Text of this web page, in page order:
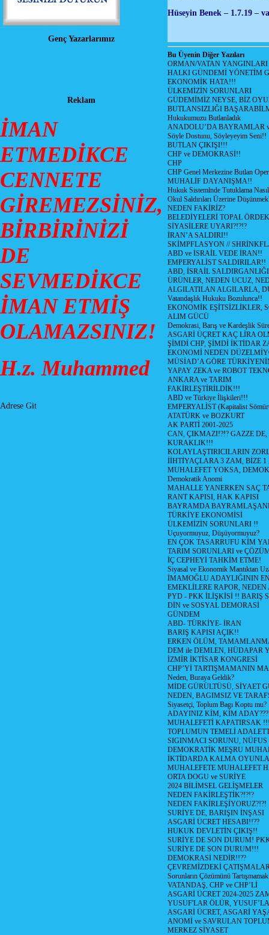
Genç Yazarlarımız
Reklam
İMAN
ETMEDİKCE
CENNETE
GİREMEZSİNİZ,
BİRBİRİNİZİ
DE
SEVMEDİKCE
İMAN ETMİŞ
OLAMAZSINIZ!
H.z. Muhammed
Adrese Git
Hüseyin Benek – 1.7.19 –
Bu Üyenin Diğer Yazıları
ORMAN/VATAN
HALKI GÜNDEMİ YÖNETİM
EKONOMİK HATA!!!
ÜLKEMİZİN SORUNLARI
GÜDEMİMİZ NEYSE, BİZ
BUTLANSIZLIĞI
Hukukumuzu Butlanladık
ANADOLU’DA BAYRAMLAR
Söyle Dostunu, Söyleyeyim Seni!!
BUTLAN ÇIKIŞI!!!
CHP ve DEMOKRASİ!!
CHP
CHP Genel Merkezine Butlan
MUHALİF DAYANIŞMA!!
Hukuk Sistemlnde Tutuklama
Okul Saldırıları Üzerine
NEDEN FAKİRİZ?
BELEDİYELERİ TOPAL
SİYASİLERE UYARI?!?!?
İRAN’A SALDIRI!!
SKİMPFLASYON //
ABD ve İSRAİL VEDE İRAN!!
EMPERYALİST SALDIRILAR!!
ABD, İSRAİL SALDIRGANLIĞI
ÜRÜNLER, NEDEN UCUZ,
ALGILATILAN ALGILARLA,
Vatandaşlık Hukuku Bozulunca!!
EKONOMİK EŞİTSİZLİKLER,
ALIM GÜCÜ
Demokrasi, Barış ve Kardeşlik
ASGARİ ÜÇRET KAÇ LİRA
ŞİMDİ CHP, ŞİMDİ İKTİDAR
EKONOMİ NEDEN
MÜSİAD’A GÖRE
YAPAY ZEKA ve ROBOT
ANKARA ve TARIM
FAKİRLEŞTİRİLDİK!!!
ABD ve Türkiye İlişkileri!!!
EMPERYALİST (Kapitalist
ATATÜRK ve BOZKURT
AK PARTİ 2001-2025
CAN, ÇIKMAZI!?!? GAZZE
KURAKLIK!!!
KOLAYLAŞTIRICILARIN
İİHTİYAÇLARA 3 ZAM, BİZE
MUHALEFET YOKSA,
Demokratik Anomi
MAHALLE YANERKEN SAÇ
RANT KAPISI, HAK KAPISI
BAYRAMDA
TÜRKİYE EKONOMİSİ
ÜLKEMİZİN SORUNLARI !!
Uçuyormuyuz, Düşüyormuyuz?
EN ÇOK TASARRUFU KİM
TARIM SORUNLARI ve
İÇ CEPHEYİ TAHKİM ETME!
Siyasal ve Ekonomik Mantıktan
İMAMOĞLU ADAYLIĞININ
EMEKLİLERE RAPOR,
PYD - PKK İLİŞKİSİ !! BARIŞ
DİN ve SOSYAL DEMORASİ
GÜNDEM
ABD- TÜRKİYE- İRAN
BARIŞ KAPISI AÇIK!!
ERKEN ÖLÜM,
DEM ile DEMLEN, HÜDAPAR
İZMİR İKTİSAR KONGRESİ
CHP’Yİ TARTIŞMAMANIN
Neden, Buraya Geldik?
MİDE GÜRÜLTÜSÜ, SİYAET
NEDEN, BAGIMSIZ VE
Siyasetçi, Toplum Bagı Koptu mu?
ADAYINIZ KİM, KİM ADAY???
MUHALEFETİ KAPATIRSAK
TOPLUMUN TEMELİ
SIGINMACI SORUNU,
DEMOKRATİK MEŞRU
İKTİDARDA KALMA
MUHALEFETE MUHALEFET
ORTA DOGU ve SURİYE
2024 BİLİMSEL GELİŞMELER
NEDEN FAKİRLEŞTİK?!?!?
NEDEN FAKİRLEŞİYORUZ?!?!
SURİYE DE, BARIŞIN İNŞASI
ASGARİ ÜCRET HESABI!!??
HUKUK DEVLETİN ÇIKIŞ!!
SURİYE DE SON DURUM!
SURİYE DE SON DURUM!!!
DEMOKRASİ NEDİR!!??
ÇEVREMİZDEKİ
Sorunların Çözümünü
VATANDAŞ, CHP ve CHP’Lİ
ASGARİ ÜCRET 2024-2025
YUSUF'LAR ÖLÜR,
ASGARİ ÜCRET, ASGARİ
ANOMİ ve SAVRULAN
MERKEZ SİYASET